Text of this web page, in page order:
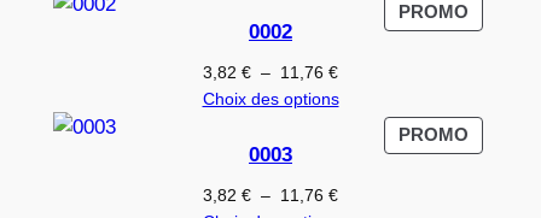
3,82 €
11,76 €
PROMO
EN
0002
3,82 € – 11,76 €Plage
de
3,82 €
11,76 €
Choix des options
PROMO
EN
0003
3,82 € – 11,76 €Plage